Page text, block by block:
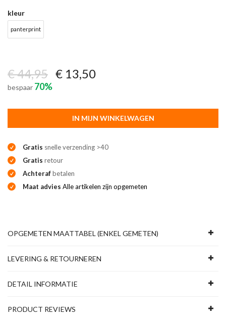
kleur
panterprint
€ 44,95 € 13,50
bespaar 70%
IN MIJN WINKELWAGEN
Gratis snelle verzending >40
Gratis retour
Achterafbetalen
Maat advies Alle artikelen zijn opgemeten
OPGEMETEN MAATTABEL (ENKEL GEMETEN)
LEVERING & RETOURNEREN
DETAIL INFORMATIE
PRODUCT REVIEWS